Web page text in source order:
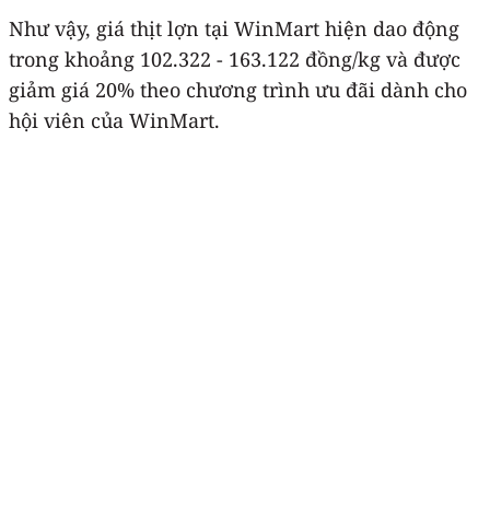
Như vậy, giá thịt lợn tại WinMart hiện dao động
trong khoảng 102.322 - 163.122 đồng/kg và được
giảm giá 20% theo chương trình ưu đãi dành cho
hội viên của WinMart.